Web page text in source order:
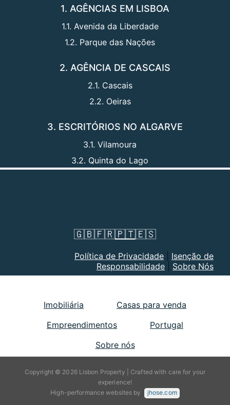
1. AGÊNCIAS EM LISBOA
1.1. Avenida da Liberdade
1.2. Parque das Nações
2. AGÊNCIA DE CASCAIS
2.1. Cascais
2.2. Oeiras
3. ESCRITÓRIOS NO ALGARVE
3.1. Vilamoura
3.2. Quinta do Lago
🇬🇧🇫🇷🇵🇹🇪🇸
Política de Privacidade
Isenção de
Responsabilidade
Sobre Nós
Imobiliária
Casas para venda
Empreendimentos
Portugal
Sobre nós
Copyright © 2026 Lisbon Property | Crafted with care for your
experience!
High-performance websites by
jhose.com